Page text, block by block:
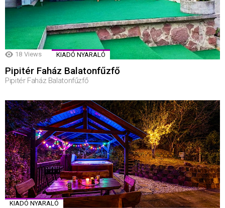
18 Views KIADÓ NYARALÓ
Pipitér Faház Balatonfűzfő
Pipitér Faház Balatonfűzfő
KIADÓ NYARALÓ